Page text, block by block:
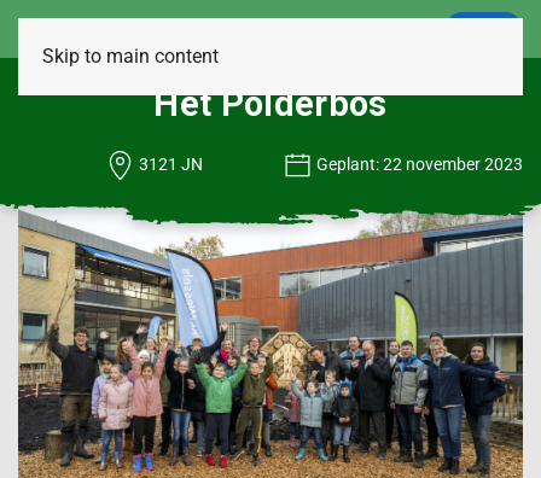
Skip to main content
Het Polderbos
3121 JN Geplant: 22 november 2023